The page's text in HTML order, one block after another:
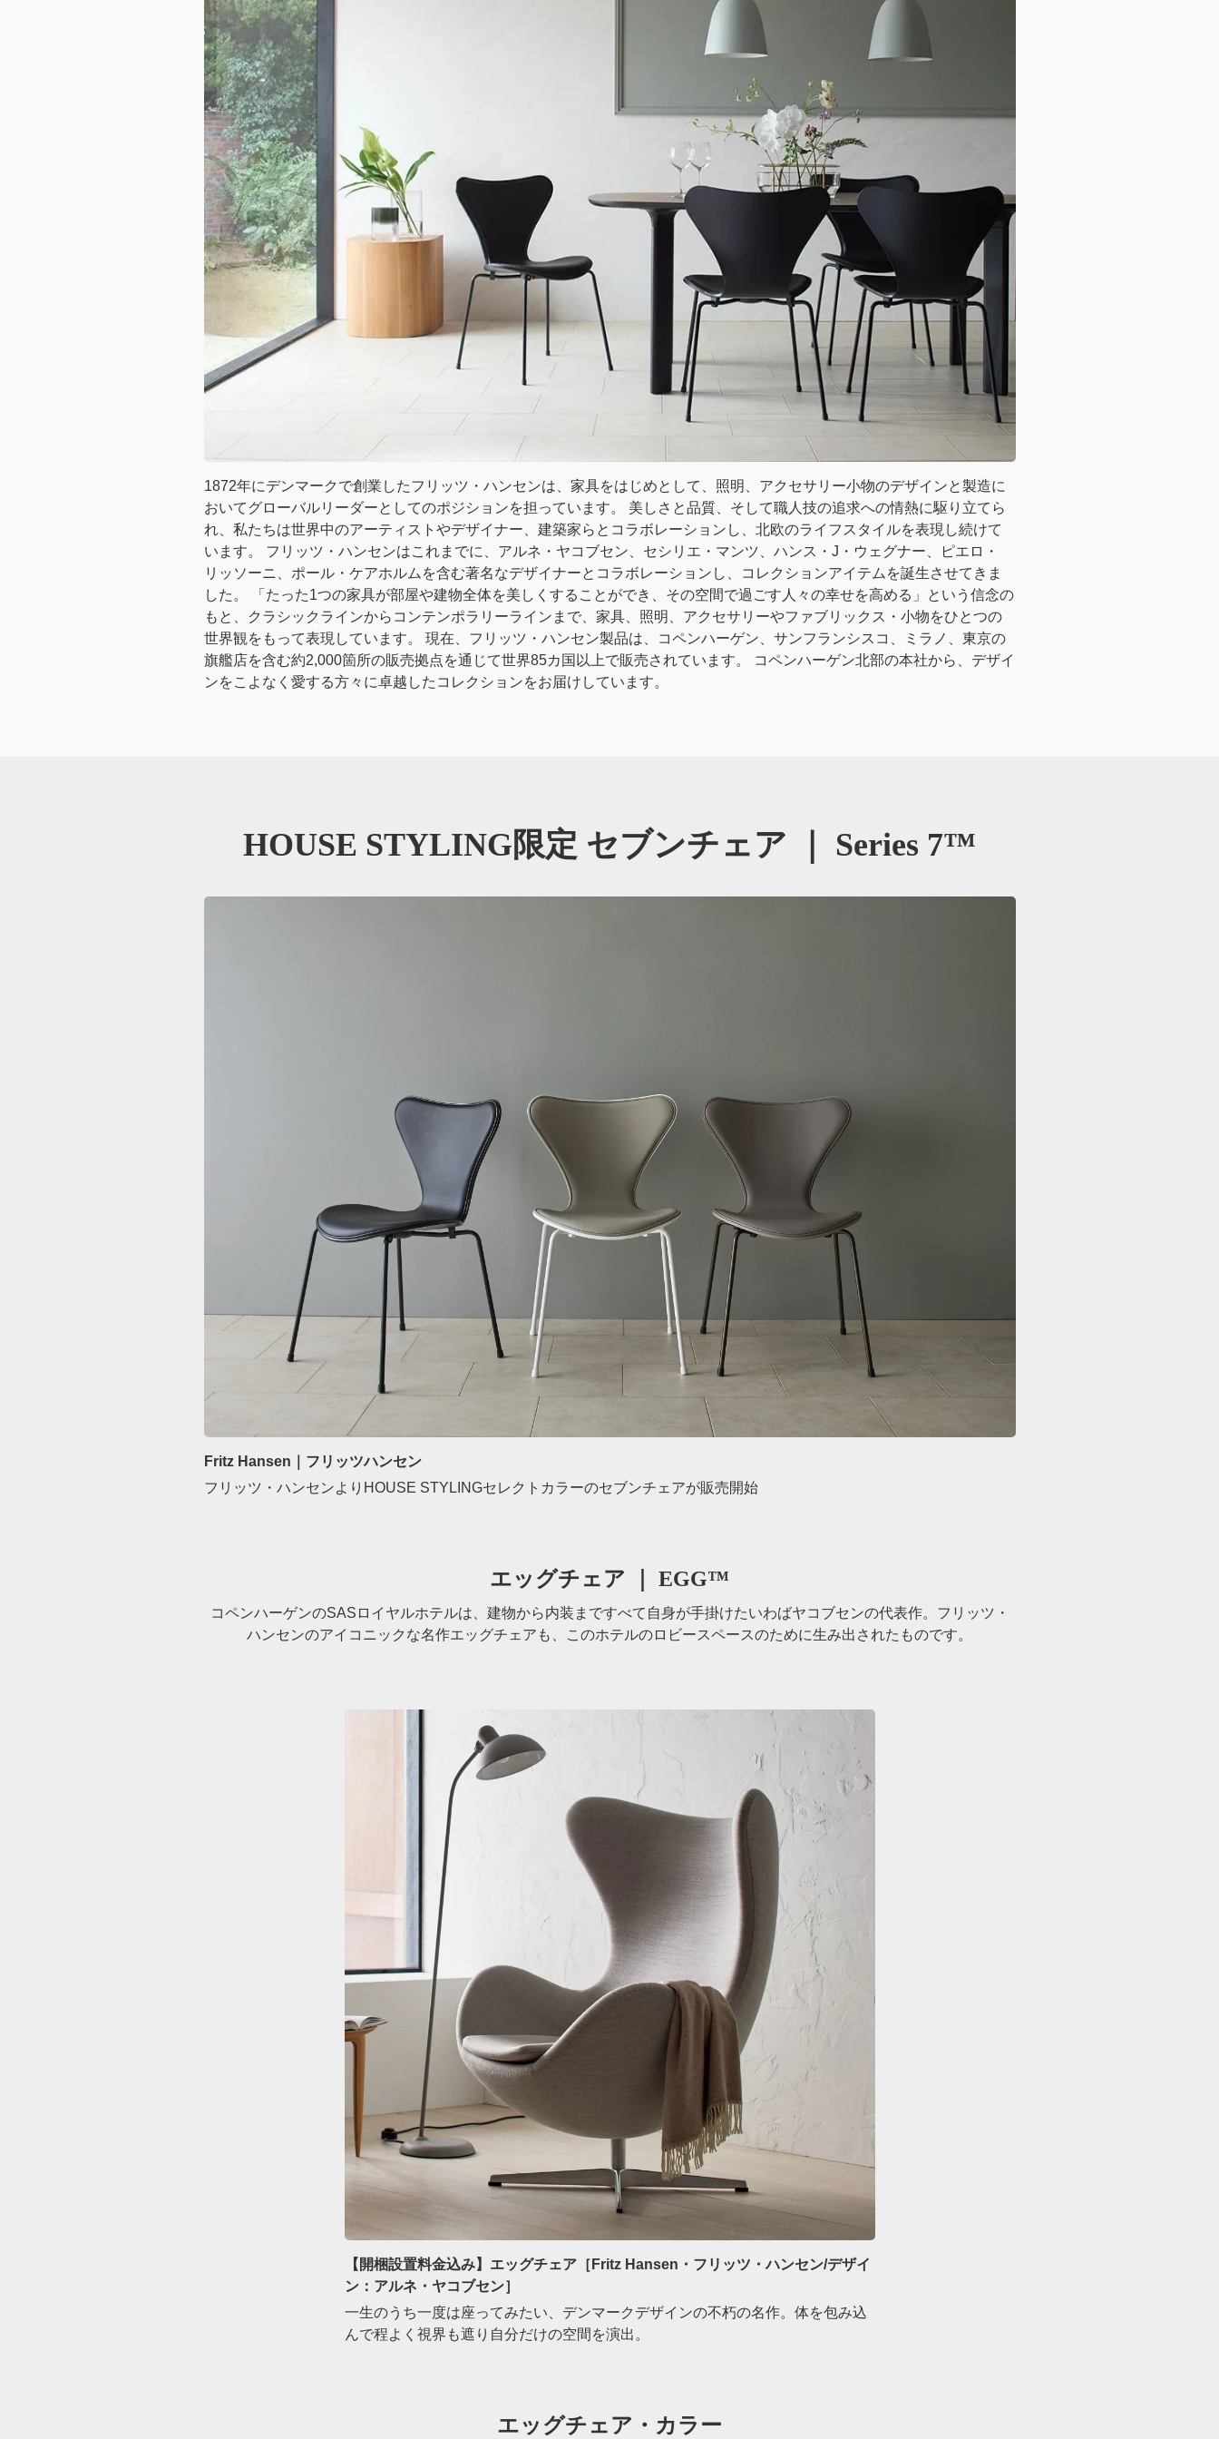
1872年にデンマークで創業したフリッツ・ハンセンは、家具をはじめとして、照明、アクセサリー小物のデザインと製造に
おいてグローバルリーダーとしてのポジションを担っています。 美しさと品質、そして職人技の追求への情熱に駆り立てら
れ、私たちは世界中のアーティストやデザイナー、建築家らとコラボレーションし、北欧のライフスタイルを表現し続けて
います。 フリッツ・ハンセンはこれまでに、アルネ・ヤコブセン、セシリエ・マンツ、ハンス・J・ウェグナー、ピエロ・
リッソーニ、ポール・ケアホルムを含む著名なデザイナーとコラボレーションし、コレクションアイテムを誕生させてきま
した。 「たった1つの家具が部屋や建物全体を美しくすることができ、その空間で過ごす人々の幸せを高める」という信念の
もと、クラシックラインからコンテンポラリーラインまで、家具、照明、アクセサリーやファブリックス・小物をひとつの
世界観をもって表現しています。 現在、フリッツ・ハンセン製品は、コペンハーゲン、サンフランシスコ、ミラノ、東京の
旗艦店を含む約2,000箇所の販売拠点を通じて世界85カ国以上で販売されています。 コペンハーゲン北部の本社から、デザイ
ンをこよなく愛する方々に卓越したコレクションをお届けしています。
HOUSE STYLING限定 セブンチェア ｜ Series 7™
Fritz Hansen｜フリッツハンセン
フリッツ・ハンセンよりHOUSE STYLINGセレクトカラーのセブンチェアが販売開始
エッグチェア ｜ EGG™
コペンハーゲンのSASロイヤルホテルは、建物から内装まですべて自身が手掛けたいわばヤコブセンの代表作。フリッツ・
ハンセンのアイコニックな名作エッグチェアも、このホテルのロビースペースのために生み出されたものです。
【開梱設置料金込み】エッグチェア［Fritz Hansen・フリッツ・ハンセン/デザイ
ン：アルネ・ヤコブセン］
一生のうち一度は座ってみたい、デンマークデザインの不朽の名作。体を包み込
んで程よく視界も遮り自分だけの空間を演出。
エッグチェア・カラー